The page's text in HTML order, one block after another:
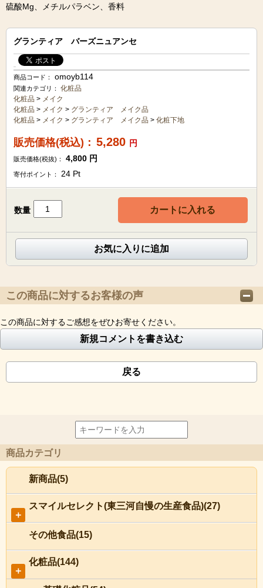
硫酸Mg、メチルパラベン、香料
グランティア バーズニュアンセ
商品コード： omoyb114
関連カテゴリ：
化粧品
化粧品 > メイク
化粧品 > メイク > グランティア メイク品
化粧品 > メイク > グランティア メイク品 > 化粧下地
販売価格(税込)： 5,280 円
販売価格(税抜)： 4,800 円
寄付ポイント： 24 Pt
数量 カートに入れる
お気に入りに追加
この商品に対するお客様の声
この商品に対するご感想をぜひお寄せください。
新規コメントを書き込む
戻る
商品カテゴリ
新商品(5)
＋
スマイルセレクト(東三河自慢の生産食品)(27)
その他食品(15)
＋
化粧品(144)